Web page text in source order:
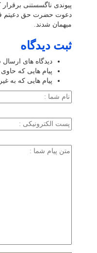
پیوندی ناگسستنی
دعوت حضرت حق دعیتم
میهمان شدند.
ثبت دیدگاه
دیدگاه های
پیام هایی که
پیام هایی که به